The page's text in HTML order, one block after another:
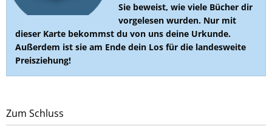
Sie beweist, wie viele Bücher dir
vorgelesen wurden. Nur mit
dieser Karte bekommst du von uns deine Urkunde.
Außerdem ist sie am Ende dein Los für die landesweite
Preisziehung!
Zum Schluss